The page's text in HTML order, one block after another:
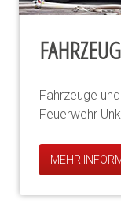
Fahrzeuge
Feuerwehr
MEHR